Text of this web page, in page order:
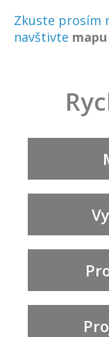
Zkuste prosím
navštivte